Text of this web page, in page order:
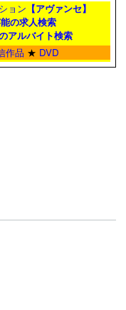
ョン 【アヴァンセ】
の求人検索
アルバイト検索
作品 ★ DVD